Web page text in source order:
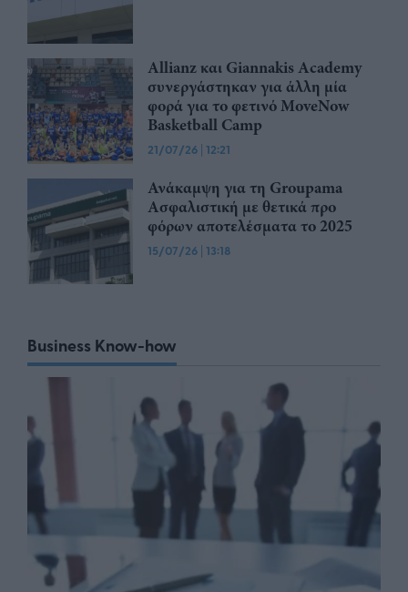
Allianz και Giannakis Academy
συνεργάστηκαν για άλλη μία
φορά για το φετινό MoveNow
Basketball Camp
21/07/26 | 12:21
Ανάκαμψη για τη Groupama
Ασφαλιστική με θετικά προ
φόρων αποτελέσματα το 2025
15/07/26 | 13:18
Business Know-how